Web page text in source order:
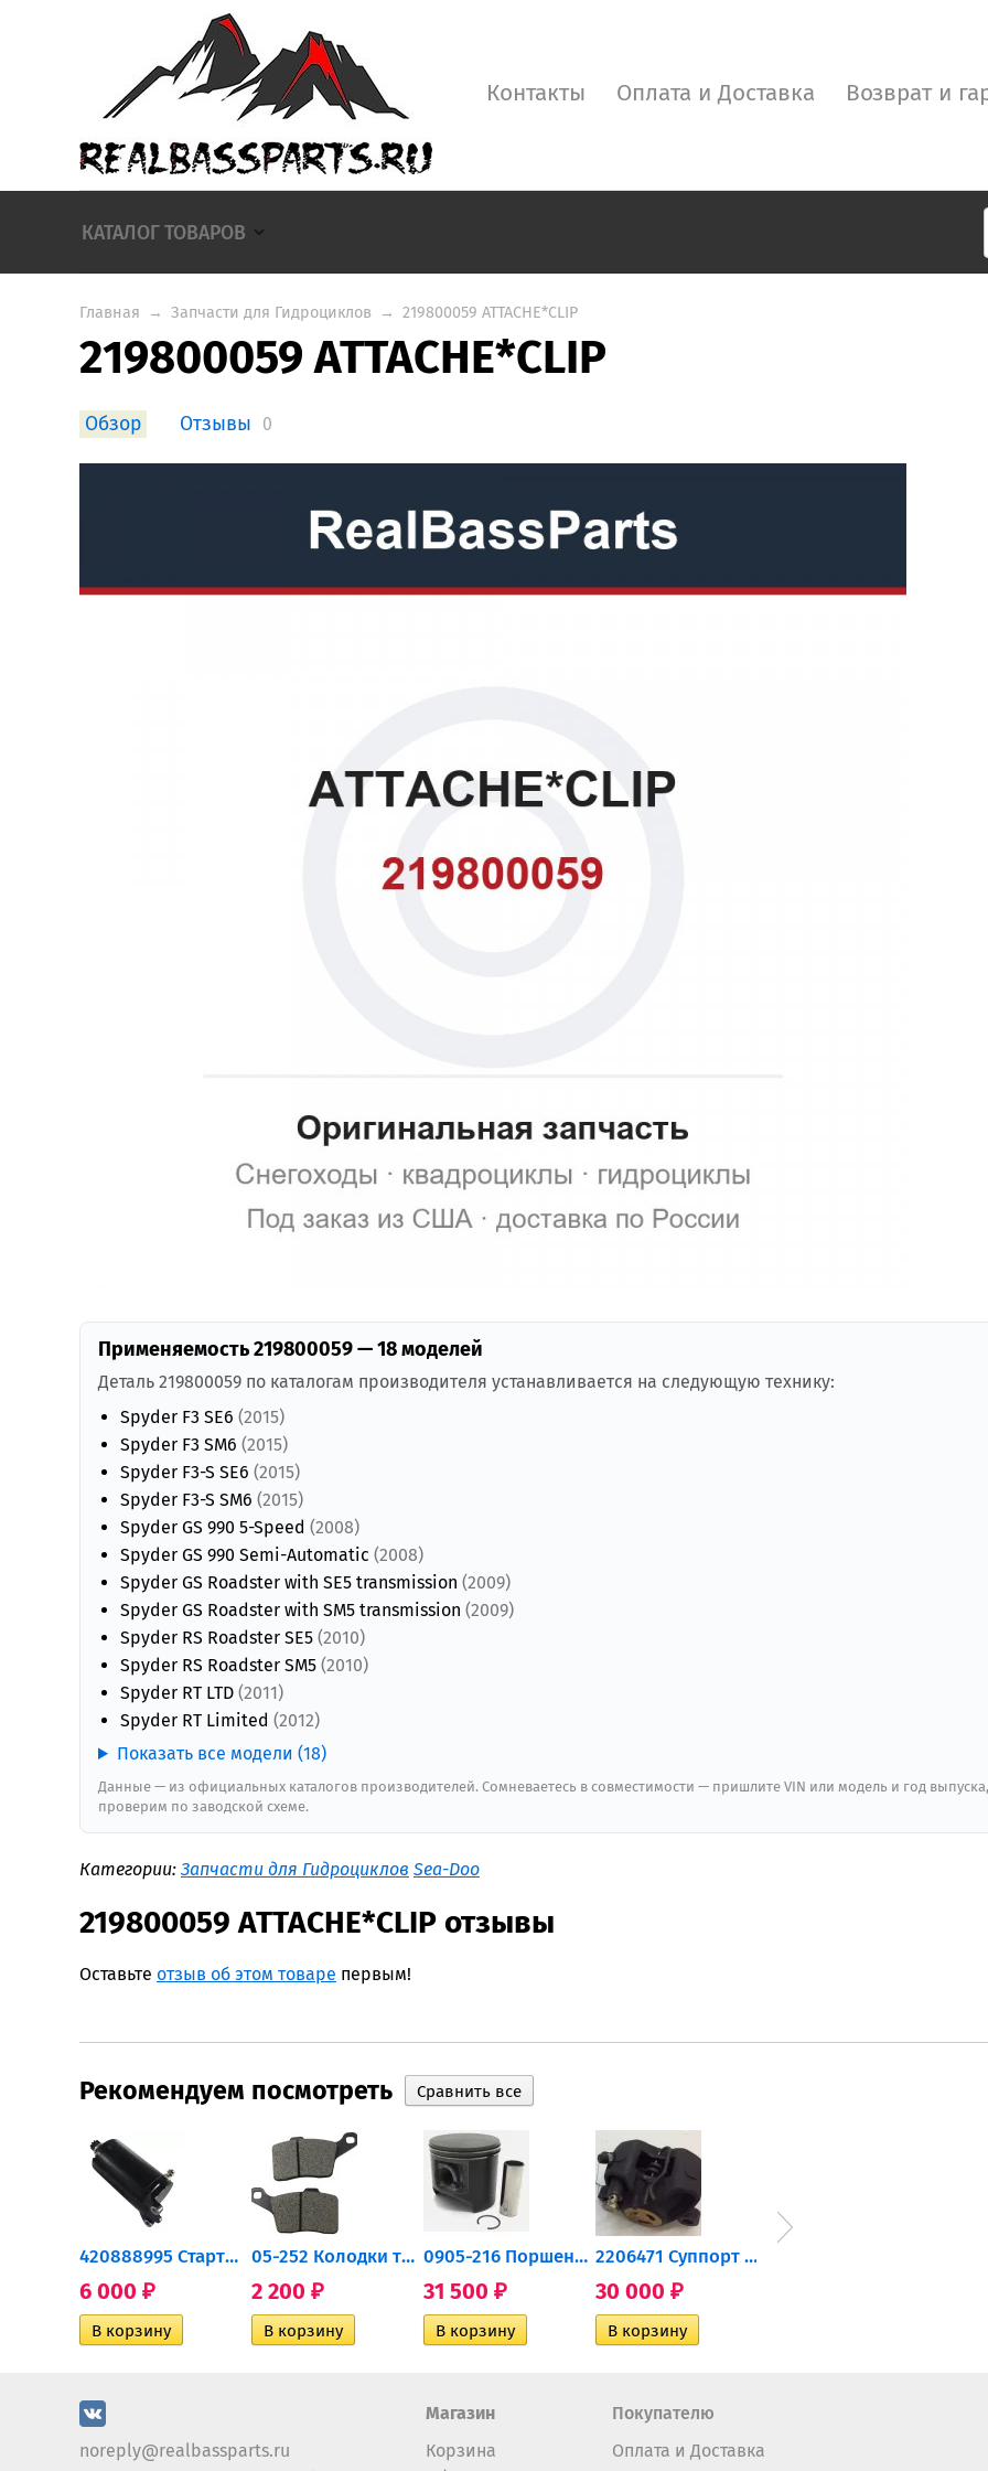
Контакты Оплата и Доставка Возврат и
КАТАЛОГ ТОВАРОВ
Главная → Запчасти для Гидроциклов → 219800059 ATTACHE*CLIP
219800059 ATTACHE*CLIP
Обзор Отзывы 0
Применяемость 219800059 — 18 моделей
Деталь 219800059 по каталогам производителя устанавливается на следующую технику:
Spyder F3 SE6 (2015)
Spyder F3 SM6 (2015)
Spyder F3-S SE6 (2015)
Spyder F3-S SM6 (2015)
Spyder GS 990 5-Speed (2008)
Spyder GS 990 Semi-Automatic (2008)
Spyder GS Roadster with SE5 transmission (2009)
Spyder GS Roadster with SM5 transmission (2009)
Spyder RS Roadster SE5 (2010)
Spyder RS Roadster SM5 (2010)
Spyder RT LTD (2011)
Spyder RT Limited (2012)
Показать все модели (18)
Данные — из официальных каталогов производителей. Сомневаетесь в совместимости — пришлите VIN или модель и год выпуска,
проверим по заводской схеме.
Категории: Запчасти для Гидроциклов Sea-Doo
219800059 ATTACHE*CLIP отзывы
Оставьте отзыв об этом товаре первым!
Рекомендуем посмотреть
420888995 Стартер для...
6 000 ₽
05-252 Колодки тормозные...
2 200 ₽
0905-216 Поршень Arctic Cat...
31 500 ₽
2206471 Суппорт тормозной...
30 000 ₽
noreply@realbassparts.ru
Магазин
Корзина
Покупателю
Оплата и Доставка